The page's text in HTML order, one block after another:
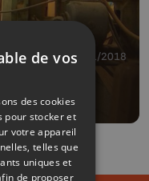
16/11/2018
et de
de vos
des cookies
pour stocker et
votre appareil
telles que
uniques et
de proposer